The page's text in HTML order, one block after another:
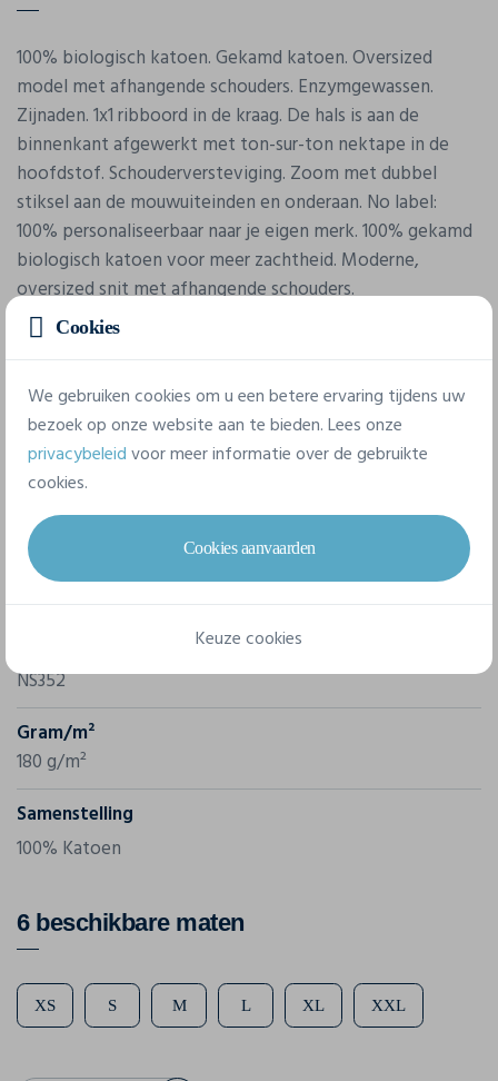
100% biologisch katoen. Gekamd katoen. Oversized
model met afhangende schouders. Enzymgewassen.
Zijnaden. 1x1 ribboord in de kraag. De hals is aan de
binnenkant afgewerkt met ton-sur-ton nektape in de
hoofdstof. Schouderversteviging. Zoom met dubbel
stiksel aan de mouwuiteinden en onderaan. No label:
100% personaliseerbaar naar je eigen merk. 100% gekamd
biologisch katoen voor meer zachtheid. Moderne,
oversized snit met afhangende schouders.
Eigenschappen
Merk
Native Spirit
NS352
Gram/m²
180 g/m²
Samenstelling
100% Katoen
6 beschikbare maten
XS S M L XL XXL
Cookies
We gebruiken cookies om u een betere ervaring tijdens uw
bezoek op onze website aan te bieden. Lees onze
privacybeleidvoor meer informatie over de gebruikte
cookies.
Cookies aanvaarden
Keuze cookies